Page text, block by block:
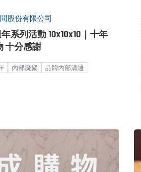
股份有限公司
系列活動 10x10x10｜十年
十分感謝
內部凝聚
品牌內部溝通